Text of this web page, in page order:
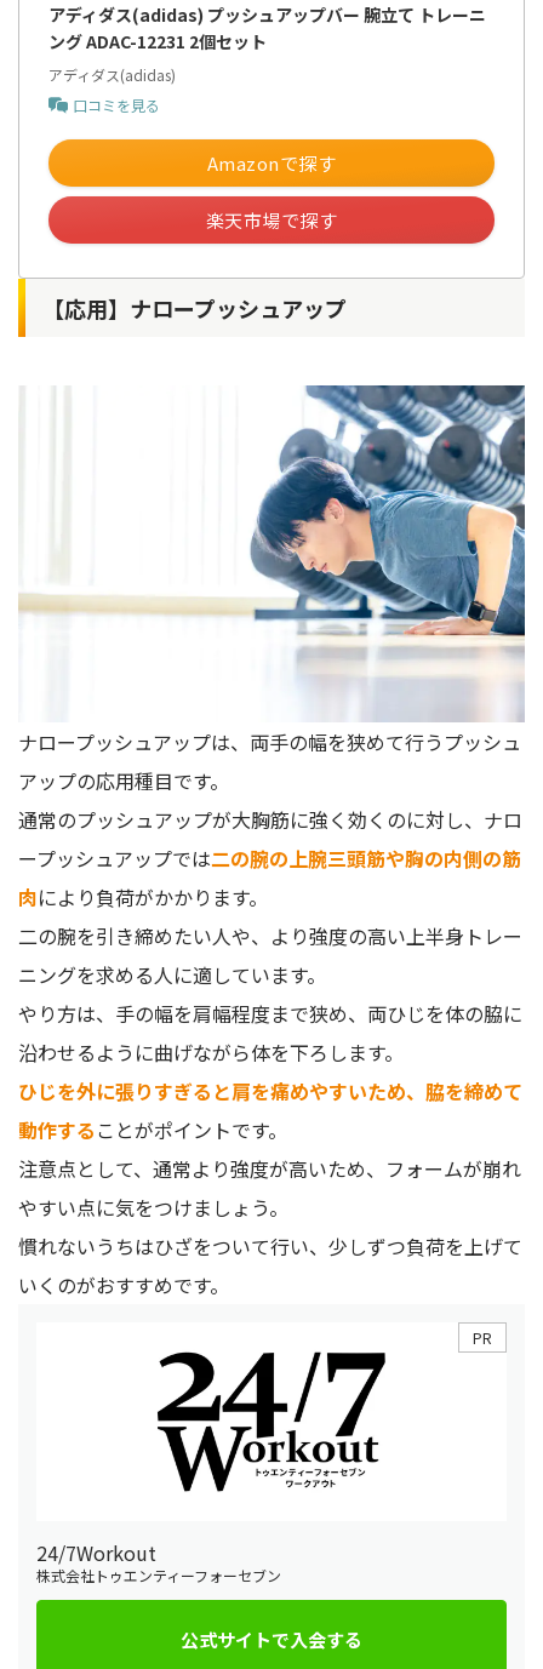
アディダス(adidas) プッシュアップバー 腕立て トレーニ
ング ADAC-12231 2個セット
アディダス(adidas)
口コミを見る
Amazonで探す
楽天市場で探す
【応用】ナロープッシュアップ
ナロープッシュアップは、両手の幅を狭めて行うプッシュ
アップの応用種目です。
通常のプッシュアップが大胸筋に強く効くのに対し、ナロ
ープッシュアップでは二の腕の上腕三頭筋や胸の内側の筋
肉により負荷がかかります。
二の腕を引き締めたい人や、より強度の高い上半身トレー
ニングを求める人に適しています。
やり方は、手の幅を肩幅程度まで狭め、両ひじを体の脇に
沿わせるように曲げながら体を下ろします。
ひじを外に張りすぎると肩を痛めやすいため、脇を締めて
動作する ことがポイントです。
注意点として、通常より強度が高いため、フォームが崩れ
やすい点に気をつけましょう。
慣れないうちはひざをついて行い、少しずつ負荷を上げて
いくのがおすすめです。
24/7Workout
株式会社トゥエンティーフォーセブン
公式サイトで入会する
PR